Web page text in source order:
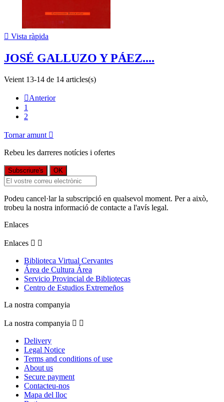
 Vista ràpida
JOSÉ GALLUZO Y PÁEZ....
Veient 13-14 de 14 articles(s)
Anterior
1
2
Tornar amunt 
Rebeu les darreres notícies i ofertes
Podeu cancel·lar la subscripció en qualsevol moment. Per a això,
trobeu la nostra informació de contacte a l'avís legal.
Enlaces
Enlaces  
Biblioteca Virtual Cervantes
Área de Cultura Área
Servicio Provincial de Bibliotecas
Centro de Estudios Extremeños
La nostra companyia
La nostra companyia  
Delivery
Legal Notice
Terms and conditions of use
About us
Secure payment
Contacteu-nos
Mapa del lloc